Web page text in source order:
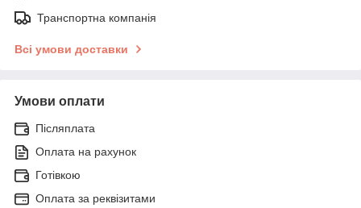
Транспортна компанія
Всі умови доставки
Умови оплати
Післяплата
Оплата на рахунок
Готівкою
Оплата за реквізитами